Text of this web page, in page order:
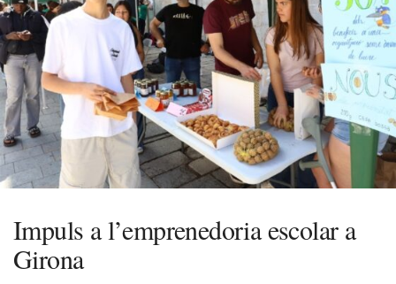
Impuls a l’emprenedoria escolar a
Girona